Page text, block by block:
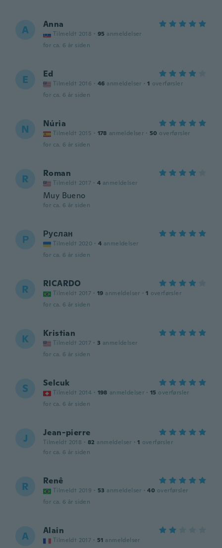
A Anna
Tilmeldt 2018 · 95 anmeldelser
for ca. 6 år siden
E Ed
Tilmeldt 2016 · 46 anmeldelser · 1 overførsler
for ca. 6 år siden
N Núria
Tilmeldt 2015 · 178 anmeldelser · 50 overførsler
for ca. 6 år siden
R Roman
Tilmeldt 2017 · 4 anmeldelser
Muy Bueno
for ca. 6 år siden
Р Руслан
Tilmeldt 2020 · 4 anmeldelser
for ca. 6 år siden
R RICARDO
Tilmeldt 2017 · 19 anmeldelser · 1 overførsler
for ca. 6 år siden
K Kristian
Tilmeldt 2017 · 3 anmeldelser
for ca. 6 år siden
S Selcuk
Tilmeldt 2014 · 198 anmeldelser · 15 overførsler
for ca. 6 år siden
J Jean-pierre
Tilmeldt 2018 · 82 anmeldelser · 1 overførsler
for ca. 6 år siden
R Renê
Tilmeldt 2019 · 53 anmeldelser · 40 overførsler
for ca. 6 år siden
A Alain
Tilmeldt 2017 · 51 anmeldelser